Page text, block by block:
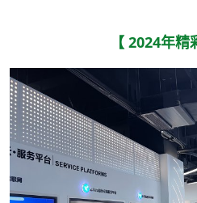
【 2024年精